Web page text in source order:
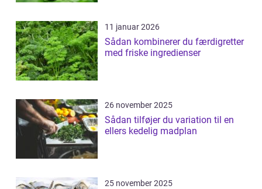
11 januar 2026
Sådan kombinerer du færdigretter
med friske ingredienser
26 november 2025
Sådan tilføjer du variation til en
ellers kedelig madplan
25 november 2025